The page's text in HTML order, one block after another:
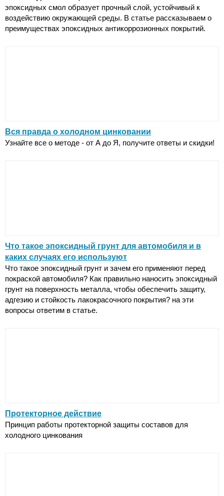
эпоксидных смол образует прочный слой, устойчивый к
воздействию окружающей среды. В статье рассказываем о
преимуществах эпоксидных антикоррозионных покрытий.
Вся правда о холодном цинковании
Узнайте все о методе - от А до Я, получите ответы и скидки!
Что такое эпоксидный грунт для автомобиля и в
каких случаях его используют
Что такое эпоксидный грунт и зачем его применяют перед
покраской автомобиля? Как правильно наносить эпоксидный
грунт на поверхность металла, чтобы обеспечить защиту,
адгезию и стойкость лакокрасочного покрытия? на эти
вопросы ответим в статье.
Протекторное действие
Принцип работы протекторной защиты составов для
холодного цинкования